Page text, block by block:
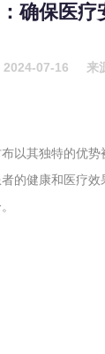
确保医疗
2024-07-16 来
以其独特的优
的健康和医疗